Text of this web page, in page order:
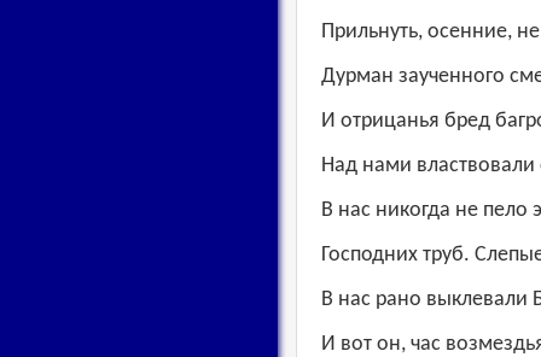
Прильнуть, осенние,
Дурман заученного
И отрицанья бред
Над нами властвовали
В нас никогда не пело
Господних труб.
В нас рано выклевали
И вот он, час